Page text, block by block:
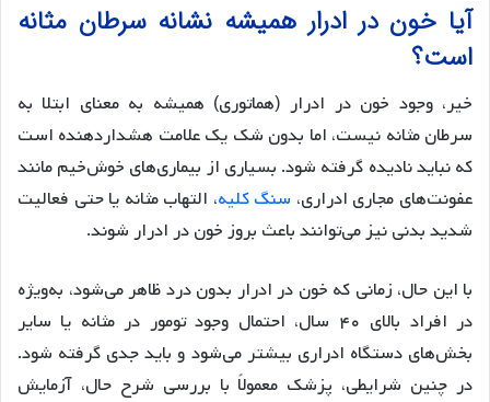
آیا خون در ادرار همیشه نشانه سرطان مثانه
است؟
خیر، وجود خون در ادرار (هماتوری) همیشه به معنای ابتلا به
سرطان مثانه نیست، اما بدون شک یک علامت هشداردهنده است
که نباید نادیده گرفته شود. بسیاری از بیماری‌های خوش‌خیم مانند
عفونت‌های مجاری ادراری، سنگ کلیه، التهاب مثانه یا حتی فعالیت
شدید بدنی نیز می‌توانند باعث بروز خون در ادرار شوند.
با این حال، زمانی که خون در ادرار بدون درد ظاهر می‌شود، به‌ویژه
در افراد بالای ۴۰ سال، احتمال وجود تومور در مثانه یا سایر
بخش‌های دستگاه ادراری بیشتر می‌شود و باید جدی گرفته شود.
در چنین شرایطی، پزشک معمولاً با بررسی شرح حال، آزمایش